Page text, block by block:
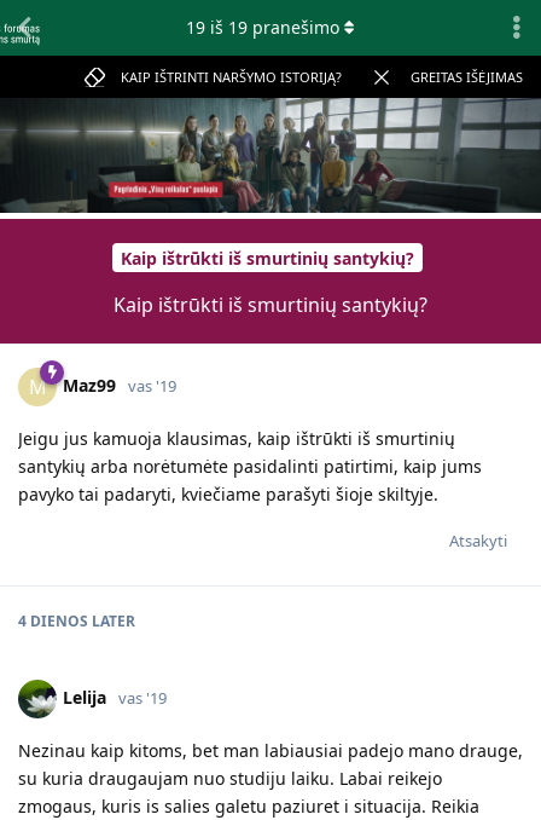
KAIP IŠTRINTI NARŠYMO ISTORIJĄ? GREITAS IŠĖJIMAS
Kaip ištrūkti iš smurtinių santykių?
Kaip ištrūkti iš smurtinių santykių?
19 iš 19 pranešimo
M Maz99 vas '19
Jeigu jus kamuoja klausimas, kaip ištrūkti iš smurtinių
santykių arba norėtumėte pasidalinti patirtimi, kaip jums
pavyko tai padaryti, kviečiame parašyti šioje skiltyje.
Atsakyti
4 DIENOS LATER
Lelija vas '19
Nezinau kaip kitoms, bet man labiausiai padejo mano drauge,
su kuria draugaujam nuo studiju laiku. Labai reikejo
zmogaus, kuris is salies galetu paziuret i situacija. Reikia